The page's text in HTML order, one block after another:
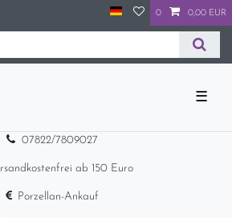
0 0,00 EUR
☰
07822/7809027
ab 150 Euro
Porzellan-Ankauf